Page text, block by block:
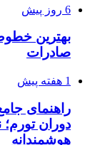
6 روز پیش
بهترین
صادرات
1 هفته پیش
راهنمای
دوران تورم؛
هوشمندانه